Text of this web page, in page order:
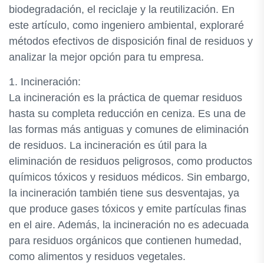
biodegradación, el reciclaje y la reutilización. En
este artículo, como ingeniero ambiental, exploraré
métodos efectivos de disposición final de residuos y
analizar la mejor opción para tu empresa.
1. Incineración:
La incineración es la práctica de quemar residuos
hasta su completa reducción en ceniza. Es una de
las formas más antiguas y comunes de eliminación
de residuos. La incineración es útil para la
eliminación de residuos peligrosos, como productos
químicos tóxicos y residuos médicos. Sin embargo,
la incineración también tiene sus desventajas, ya
que produce gases tóxicos y emite partículas finas
en el aire. Además, la incineración no es adecuada
para residuos orgánicos que contienen humedad,
como alimentos y residuos vegetales.